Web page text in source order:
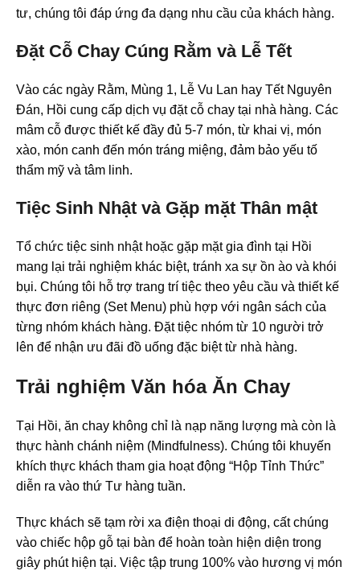
tư, chúng tôi đáp ứng đa dạng nhu cầu của khách hàng.
Đặt Cỗ Chay Cúng Rằm và Lễ Tết
Vào các ngày Rằm, Mùng 1, Lễ Vu Lan hay Tết Nguyên
Đán, Hồi cung cấp dịch vụ đặt cỗ chay tại nhà hàng. Các
mâm cỗ được thiết kế đầy đủ 5-7 món, từ khai vị, món
xào, món canh đến món tráng miệng, đảm bảo yếu tố
thẩm mỹ và tâm linh.
Tiệc Sinh Nhật và Gặp mặt Thân mật
Tổ chức tiệc sinh nhật hoặc gặp mặt gia đình tại Hồi
mang lại trải nghiệm khác biệt, tránh xa sự ồn ào và khói
bụi. Chúng tôi hỗ trợ trang trí tiệc theo yêu cầu và thiết kế
thực đơn riêng (Set Menu) phù hợp với ngân sách của
từng nhóm khách hàng. Đặt tiệc nhóm từ 10 người trở
lên để nhận ưu đãi đồ uống đặc biệt từ nhà hàng.
Trải nghiệm Văn hóa Ăn Chay
Tại Hồi, ăn chay không chỉ là nạp năng lượng mà còn là
thực hành chánh niệm (Mindfulness). Chúng tôi khuyến
khích thực khách tham gia hoạt động “Hộp Tỉnh Thức”
diễn ra vào thứ Tư hàng tuần.
Thực khách sẽ tạm rời xa điện thoại di động, cất chúng
vào chiếc hộp gỗ tại bàn để hoàn toàn hiện diện trong
giây phút hiện tại. Việc tập trung 100% vào hương vị món